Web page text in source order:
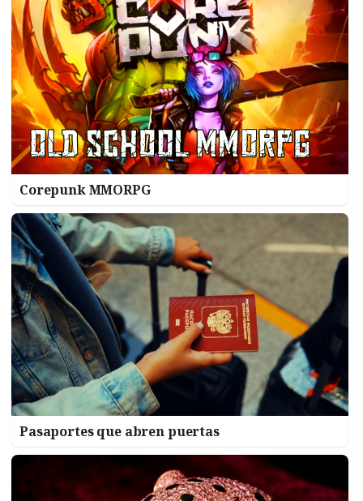
Corepunk MMORPG
Pasaportes que abren puertas